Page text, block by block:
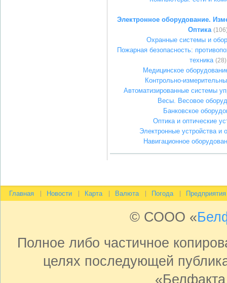
Электронное оборудование.
Оптика
Охранные системы и
Пожарная безопасность:
техника (28)
Медицинское
Контрольно-
Автоматизированные системы
Весы. Весовое
Банковское
Оптика и оптические
Электронные устройства и
Навигационное
Главная Новости Карта Валюта Погода Предприятия
© СООО «
Полное либо частичное
целях последующей